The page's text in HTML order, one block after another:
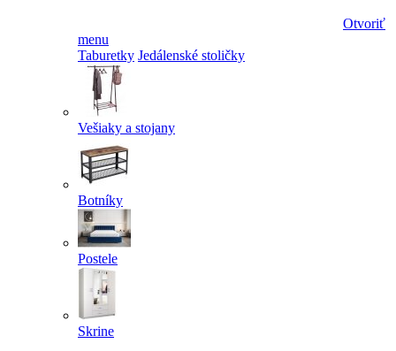
Otvoriť
menu
Taburetky Jedálenské stoličky
Vešiaky a stojany
Botníky
Postele
Skrine